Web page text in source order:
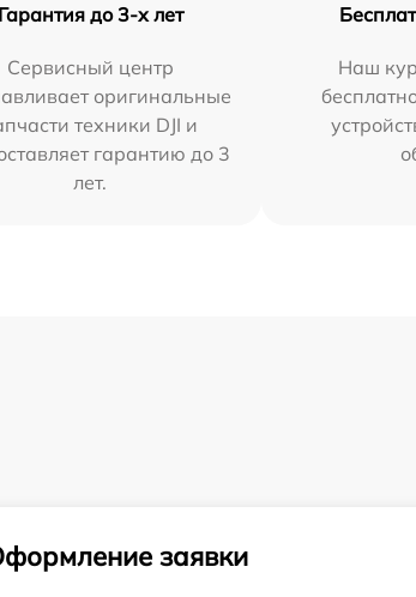
Гарантия до 3-х лет
Сервисный центр
оригинальные
техники DJI и
гарантию до 3
лет.
Наш
заявки